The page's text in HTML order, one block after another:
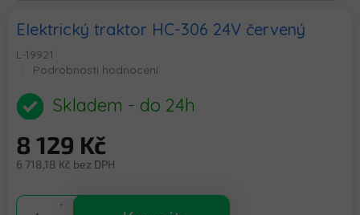
Elektrický traktor HC-306 24V červený
L-19921
Průměrné
produktu
je
z
5
Podrobnosti hodnocení
Skladem - do 24h
8 129 Kč
6 718,18 Kč bez DPH
cena: